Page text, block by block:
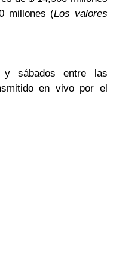
millones (Los valores
sábados entre las
en vivo por el